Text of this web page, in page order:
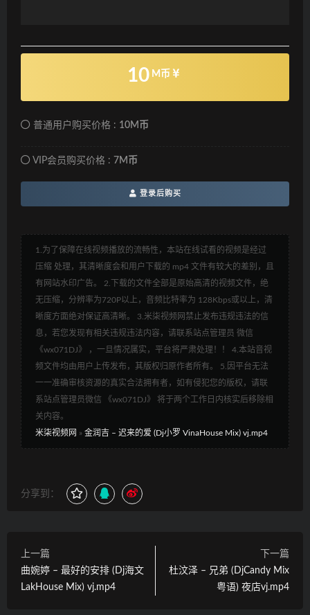
10 M币
普通用户购买价格 : 10M币
VIP会员购买价格 : 7M币
登录后购买
1.为了保障在线视频播放的流畅性，本站在线试看的视频是经过
压缩 处理，其清晰度会和用户下载的 mp4 文件有较大的差别，且
有网站水印广告。 2.下载的文件全部是原始高清的视频文件，绝
无压缩，分辨率为720P以上，音频比特率为 128Kbps或以上，清
晰度方面绝对保证高清晰。 3.米柒视频网禁止发布违规违法的信
息，若您发现有相关违规违法内容，请联系站点管理员 微信
《wx071DJ》 ，一旦情况属实，平台将严肃处理！！ 4.本站音视
频文件均由用户上传发布，其版权归原作者所有。 5.因平台无法
一一准确审核资源的真实合法拥有者，如有侵犯您的版权，请联
系站点管理员微信 《wx071DJ》 将于两个工作日内核实后移除相
关内容。
米柒视频网 » 金润吉 – 迟来的爱 (Dj小罗 VinaHouse Mix) vj.mp4
分享到：
上一篇
曲婉婷 – 最好的安排 (Dj海文
LakHouse Mix) vj.mp4
下一篇
杜汶泽 – 兄弟 (DjCandy Mix
粤语) 夜店vj.mp4